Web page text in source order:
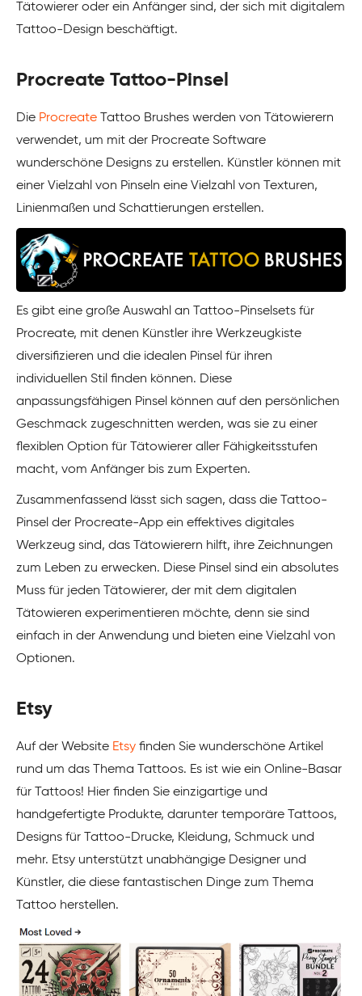
Tätowierer oder ein Anfänger sind, der sich mit digitalem
Tattoo-Design beschäftigt.
Procreate Tattoo-Pinsel
Die Procreate Tattoo Brushes werden von Tätowierern
verwendet, um mit der Procreate Software
wunderschöne Designs zu erstellen. Künstler können mit
einer Vielzahl von Pinseln eine Vielzahl von Texturen,
Linienmaßen und Schattierungen erstellen.
Es gibt eine große Auswahl an Tattoo-Pinselsets für
Procreate, mit denen Künstler ihre Werkzeugkiste
diversifizieren und die idealen Pinsel für ihren
individuellen Stil finden können. Diese
anpassungsfähigen Pinsel können auf den persönlichen
Geschmack zugeschnitten werden, was sie zu einer
flexiblen Option für Tätowierer aller Fähigkeitsstufen
macht, vom Anfänger bis zum Experten.
Zusammenfassend lässt sich sagen, dass die Tattoo-
Pinsel der Procreate-App ein effektives digitales
Werkzeug sind, das Tätowierern hilft, ihre Zeichnungen
zum Leben zu erwecken. Diese Pinsel sind ein absolutes
Muss für jeden Tätowierer, der mit dem digitalen
Tätowieren experimentieren möchte, denn sie sind
einfach in der Anwendung und bieten eine Vielzahl von
Optionen.
Etsy
Auf der Website Etsy finden Sie wunderschöne Artikel
rund um das Thema Tattoos. Es ist wie ein Online-Basar
für Tattoos! Hier finden Sie einzigartige und
handgefertigte Produkte, darunter temporäre Tattoos,
Designs für Tattoo-Drucke, Kleidung, Schmuck und
mehr. Etsy unterstützt unabhängige Designer und
Künstler, die diese fantastischen Dinge zum Thema
Tattoo herstellen.